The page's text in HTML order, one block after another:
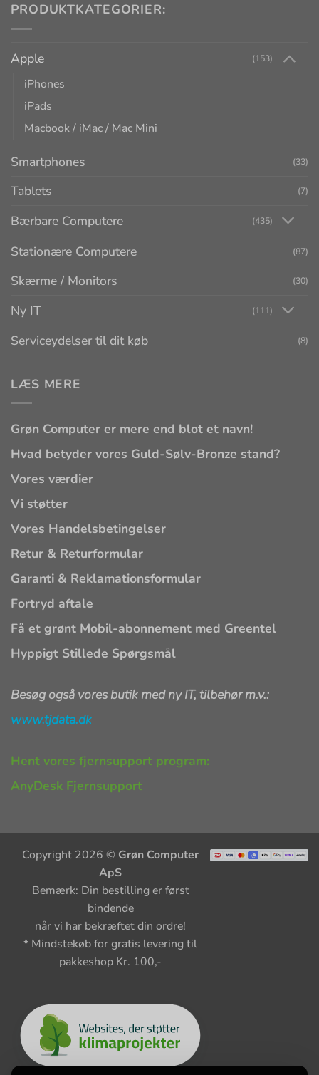
PRODUKTKATEGORIER:
Apple (153)
iPhones
iPads
Macbook / iMac / Mac Mini
Smartphones (33)
Tablets (7)
Bærbare Computere (435)
Stationære Computere (87)
Skærme / Monitors (30)
Ny IT (111)
Serviceydelser til dit køb (8)
LÆS MERE
Grøn Computer er mere end blot et navn!
Hvad betyder vores Guld-Sølv-Bronze stand?
Vores værdier
Vi støtter
Vores Handelsbetingelser
Retur & Returformular
Garanti & Reklamationsformular
Fortryd aftale
Få et grønt Mobil-abonnement med Greentel
Hyppigt Stillede Spørgsmål
Besøg også vores butik med ny IT, tilbehør m.v.:
www.tjdata.dk
Hent vores fjernsupport program:
AnyDesk Fjernsupport
Copyright 2026 © Grøn Computer
ApS
Bemærk: Din bestilling er først
bindende
når vi har bekræftet din ordre!
* Mindstekøb for gratis levering til
pakkeshop Kr. 100,-